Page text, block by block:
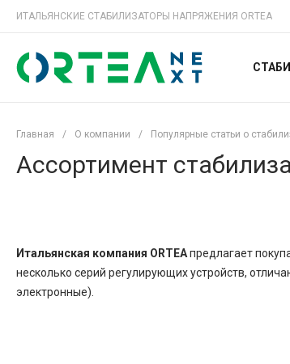
ИТАЛЬЯНСКИЕ СТАБИЛИЗАТОРЫ НАПРЯЖЕНИЯ ORTEA
Главная / О компании / Популярные статьи о
Ассортимент
Итальянская компания ORTEAпредлагает
несколько серий регулирующих устройств,
электронные).